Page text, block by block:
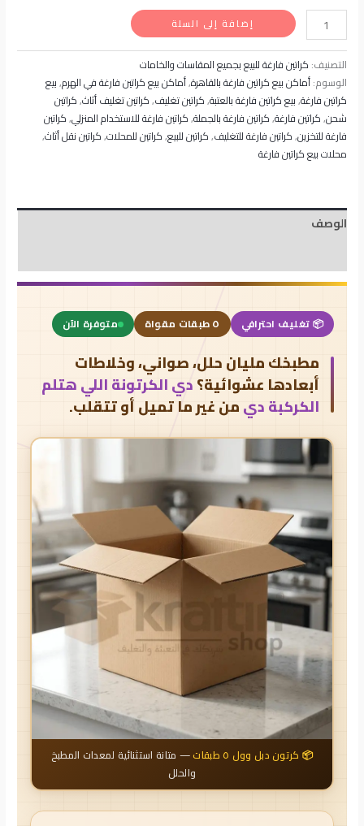
إضافة إلى السلة
التصنيف: كراتين فارغة للبيع بجميع المقاسات والخامات
الوسوم:أماكن بيع كراتين فارغة بالقاهرة,أماكن بيع كراتين فارغة في الهرم,بيع
كراتين فارغة,بيع كراتين فارغة بالعتبة,كراتين تغليف,كراتين تغليف أثاث,كراتين
شحن,كراتين فارغة,كراتين فارغة بالجملة,كراتين فارغة للاستخدام المنزلي,كراتين
فارغة للتخزين,كراتين فارغة للتغليف,كراتين للبيع,كراتين للمحلات,كراتين نقل أثاث,
محلات بيع كراتين فارغة
الوصف
📦 تغليف احترافي ٥ طبقات مقواة متوفرة الآن
مطبخك مليان حلل، صواني، وخلاطات
أبعادها عشوائية؟دي الكرتونة اللي هتلم
الكركبة ديمن غير ما تميل أو تتقلب.
📦 كرتون دبل وول ٥ طبقات
— متانة استثنائية لمعدات المطبخ
والحلل